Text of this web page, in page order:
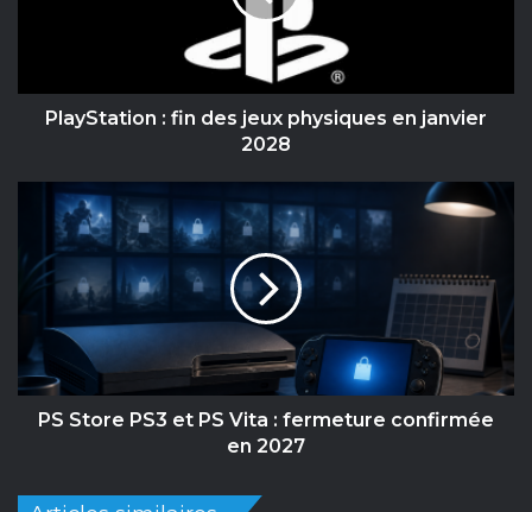
2028
PlayStation : fin des jeux physiques en janvier
2028
Store
et
Vita
fermeture
confirmée
PS Store PS3 et PS Vita : fermeture confirmée
en 2027